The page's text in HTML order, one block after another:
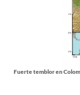
Fuerte temblor en